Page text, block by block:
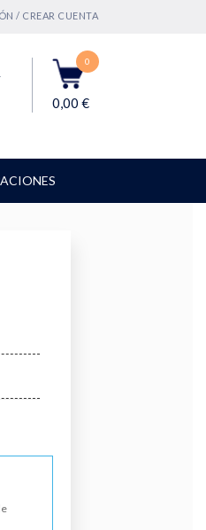
/ CREAR CUENTA
0
0,00 €